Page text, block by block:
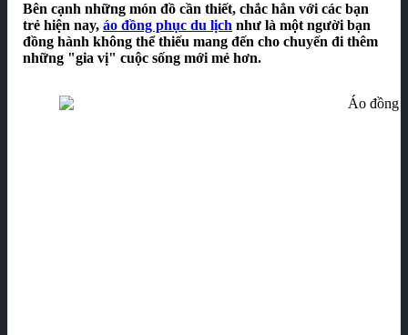
Bên cạnh những món đồ cần thiết, chắc hẳn với các bạn
trẻ hiện nay, áo đồng phục du lịch như là một người bạn
đồng hành không thể thiếu mang đến cho chuyến đi thêm
những "gia vị" cuộc sống mới mẻ hơn.